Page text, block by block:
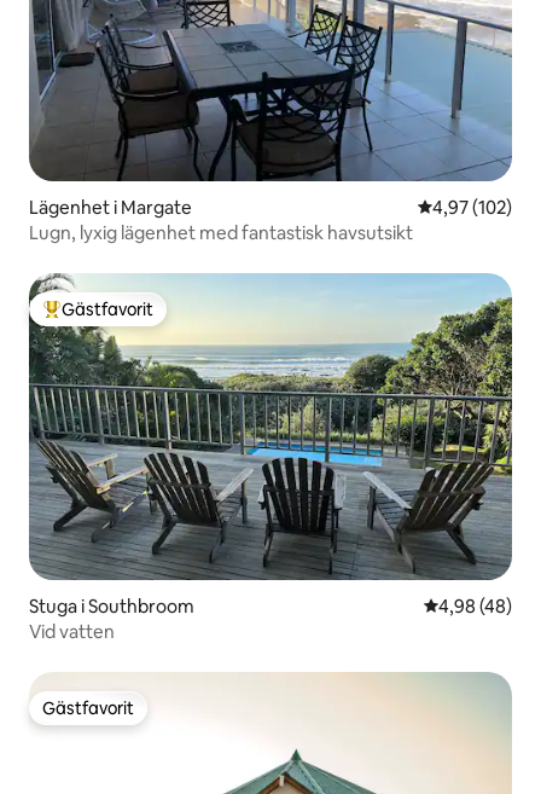
Lägenhet i Margate 4,97 av 5 i
4,97 (102)
Lugn, lyxig lägenhet med fantastisk havsutsikt
Populär gästfavorit
Gästfavorit
Stuga i Southbroom 4,98 av 5 i
4,98 (48)
Vid vatten
Gästfavorit
Gästfavorit